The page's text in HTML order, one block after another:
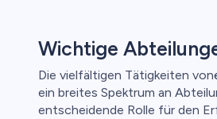
Wichtige
Die vielfältigen Tätigkeiten von
ein breites Spektrum an
entscheidende Rolle für den